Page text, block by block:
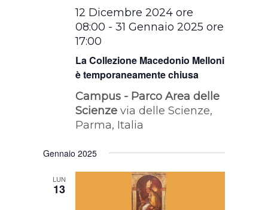
La Collezione Macedonio Melloni
è temporaneamente chiusa
12 Dicembre 2024 ore
08:00 -31 Gennaio 2025 ore
17:00
Campus - Parco Area delle
Scienzevia delle Scienze,
Parma, Italia
Gennaio 2025
LUN
13